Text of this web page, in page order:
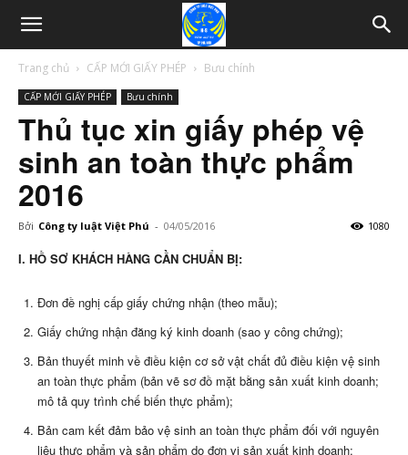
Trang chủ CẤP MỚI GIẤY PHÉP Bưu chính
CẤP MỚI GIẤY PHÉP Bưu chính
Thủ tục xin giấy phép vệ
sinh an toàn thực phẩm
2016
Bởi Công ty luật Việt Phú - 04/05/2016 1080
I. HỒ SƠ KHÁCH HÀNG CẦN CHUẨN BỊ:
Đơn đề nghị cấp giấy chứng nhận (theo mẫu);
Giấy chứng nhận đăng ký kinh doanh (sao y công chứng);
Bản thuyết minh về điều kiện cơ sở vật chất đủ điều kiện vệ sinh
an toàn thực phẩm (bản vẽ sơ đồ mặt bằng sản xuất kinh doanh;
mô tả quy trình chế biến thực phẩm);
Bản cam kết đảm bảo vệ sinh an toàn thực phẩm đối với nguyên
liệu thực phẩm và sản phẩm do đơn vị sản xuất kinh doanh;